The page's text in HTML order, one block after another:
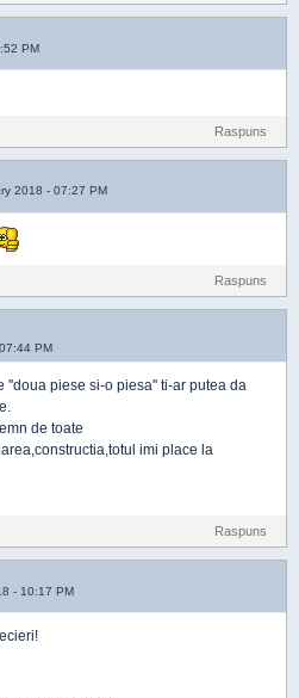
PM
Raspuns
2018 - 07:27 PM
Raspuns
PM
''doua piese si-o piesa'' ti-ar putea da
de toate
imi place la
Raspuns
- 10:17 PM